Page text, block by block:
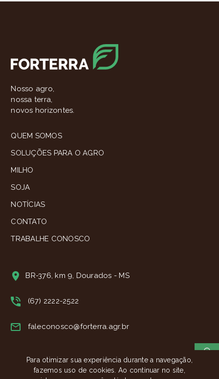
Nosso agro,
nossa terra,
novos horizontes.
QUEM SOMOS
SOLUÇÕES PARA O AGRO
MILHO
SOJA
NOTÍCIAS
CONTATO
TRABALHE CONOSCO
BR-376, km 9, Dourados - MS
(67) 2222-2522
faleconosco@forterra.agr.br
Para otimizar sua experiência durante a navegação,
fazemos uso de cookies. Ao continuar no site,